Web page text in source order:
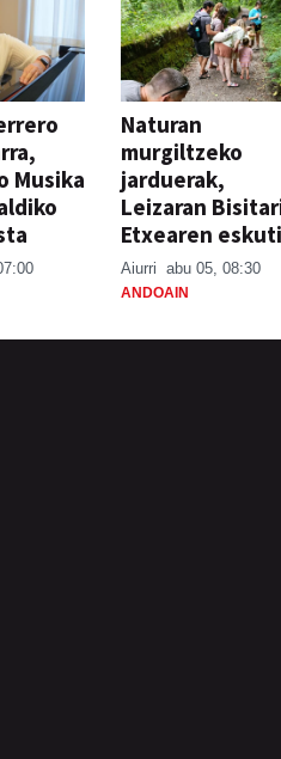
Musika
Naturan
murgiltzeko
jarduerak,
Leizaran
Etxearen
Aiurri abu 05, 08:30
ANDOAIN